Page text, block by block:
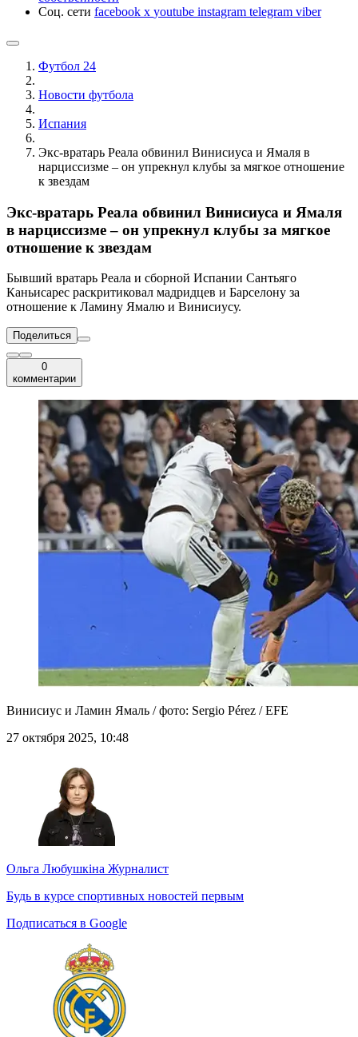
Соц. сети facebook x youtube instagram telegram viber
Футбол 24
Новости футбола
Испания
Экс-вратарь Реала обвинил Винисиуса и Ямаля в
нарциссизме – он упрекнул клубы за мягкое отношение
к звездам
Экс-вратарь Реала обвинил Винисиуса и Ямаля
в нарциссизме – он упрекнул клубы за мягкое
отношение к звездам
Бывший вратарь Реала и сборной Испании Сантьяго
Каньисарес раскритиковал мадридцев и Барселону за
отношение к Ламину Ямалю и Винисиусу.
Поделиться
0
комментарии
Винисиус и Ламин Ямаль / фото: Sergio Pérez / EFE
27 октября 2025, 10:48
Ольга Любушкіна Журналист
Будь в курсе спортивных новостей первым
Подписаться в Google